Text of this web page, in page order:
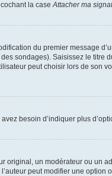
la caseAttacher ma
du premier message
sondages). Saisissez le
peut choisir lors de son
besoin d’indiquer plus
original, un modérateur ou un
peut modifier une